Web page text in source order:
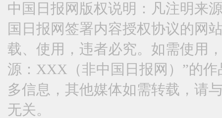
中国日报网版权说明：凡注明来
国日报网签署内容授权协议的网
载、使用，违者必究。如需使用
源：XXX（非中国日报网）”的
多信息，其他媒体如需转载，请
无关。